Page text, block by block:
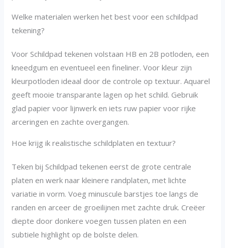
Welke materialen werken het best voor een schildpad
tekening?
Voor Schildpad tekenen volstaan HB en 2B potloden, een
kneedgum en eventueel een fineliner. Voor kleur zijn
kleurpotloden ideaal door de controle op textuur. Aquarel
geeft mooie transparante lagen op het schild. Gebruik
glad papier voor lijnwerk en iets ruw papier voor rijke
arceringen en zachte overgangen.
Hoe krijg ik realistische schildplaten en textuur?
Teken bij Schildpad tekenen eerst de grote centrale
platen en werk naar kleinere randplaten, met lichte
variatie in vorm. Voeg minuscule barstjes toe langs de
randen en arceer de groeilijnen met zachte druk. Creëer
diepte door donkere voegen tussen platen en een
subtiele highlight op de bolste delen.